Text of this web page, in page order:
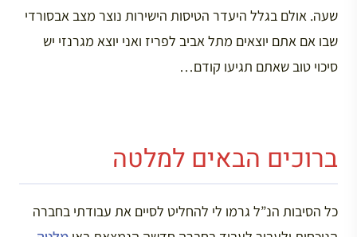
שעה. אולם בגלל היעדר הטיסות הישירות נוצר מצב אבסורדי
שבו אם אתם יוצאים מתל אביב לפריז ואני יוצא מגרנזי יש
סיכוי טוב שאתם תגיעו קודם…
ברוכים הבאים למלטה
כל הסיבות הנ”ל גרמו לי להחליט לסיים את עבודתי בחברה